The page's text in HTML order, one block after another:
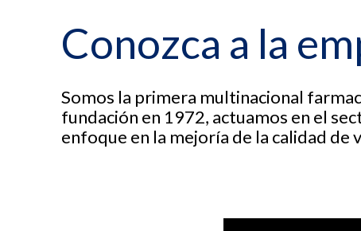
Conozca a la
Somos la primera multinacional
fundación en 1972, actuamos en el
enfoque en la mejoría de la calidad de